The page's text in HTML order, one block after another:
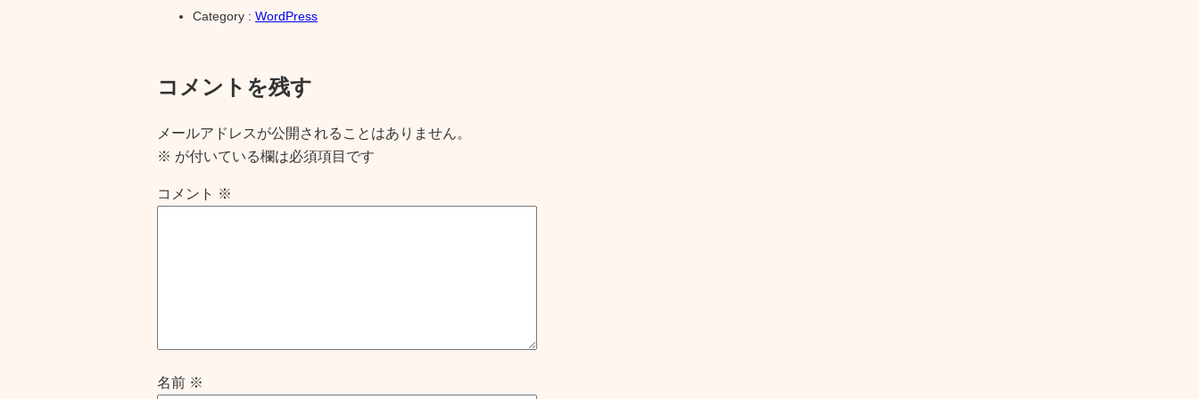
Category : WordPress
コメントを残す
メールアドレスが公開されることはありません。
※ が付いている欄は必須項目です
コメント ※
名前 ※